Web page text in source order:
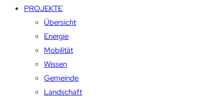
PROJEKTE
Übersicht
Energie
Mobilität
Wissen
Gemeinde
Landschaft